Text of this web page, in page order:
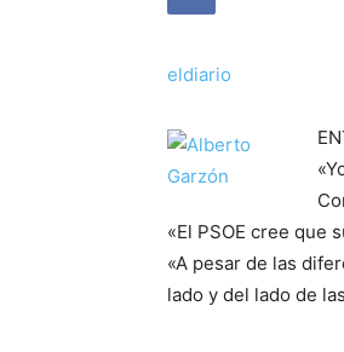
eldiario
«El PSOE cree que
«A pesar de las
lado y del lado de